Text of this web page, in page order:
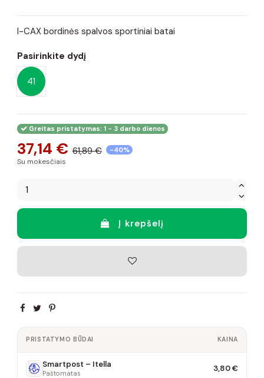
I-CAX bordinės spalvos sportiniai batai
Pasirinkite dydį
41
Greitas pristatymas: 1 - 3 darbo dienos
37,14 € 61,89 € -40%
Su mokesčiais
Į krepšelį
PRISTATYMO BŪDAI KAINA
Smartpost – Itella
Paštomatas 3,80 €